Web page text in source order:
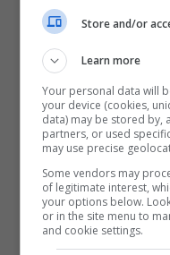
Store and/or
Learn more
Your personal data will
your device (cookies,
data) may be stored by,
partners, or used
may use precise
Some vendors may
of legitimate interest,
your options below.
or in the site menu to
and cookie settings.